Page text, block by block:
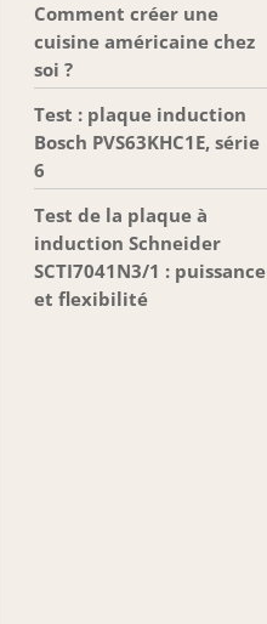
Comment créer une
cuisine américaine chez
soi ?
Test : plaque induction
Bosch PVS63KHC1E, série
6
Test de la plaque à
induction Schneider
SCTI7041N3/1 : puissance
et flexibilité